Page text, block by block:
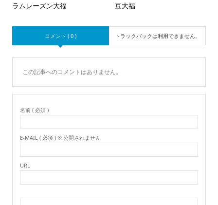
ラムレーズン大福 豆大福
コメント ( 0 ) トラックバックは利用できません。
この記事へのコメントはありません。
名前 ( 必須 )
E-MAIL ( 必須 ) ※ 公開されません
URL